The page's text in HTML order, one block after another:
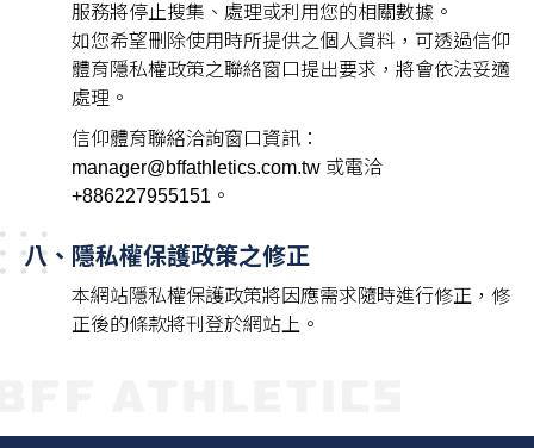
服務將停止搜集、處理或利用您的相關數據。
如您希望刪除使用時所提供之個人資料，可透過信仰
體育隱私權政策之聯絡窗口提出要求，將會依法妥適
處理。
信仰體育聯絡洽詢窗口資訊：
manager@bffathletics.com.tw 或電洽
+886227955151。
八、隱私權保護政策之修正
本網站隱私權保護政策將因應需求隨時進行修正，修
正後的條款將刊登於網站上。